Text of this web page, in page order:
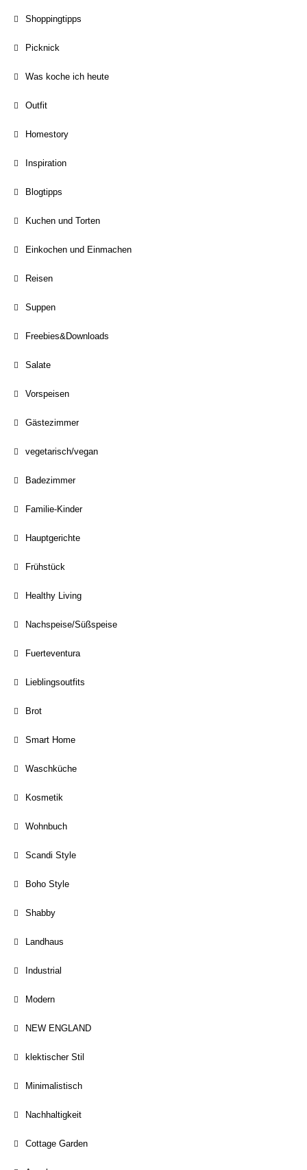
Shoppingtipps
Picknick
Was koche ich heute
Outfit
Homestory
Inspiration
Blogtipps
Kuchen und Torten
Einkochen und Einmachen
Reisen
Suppen
Freebies&Downloads
Salate
Vorspeisen
Gästezimmer
vegetarisch/vegan
Badezimmer
Familie-Kinder
Hauptgerichte
Frühstück
Healthy Living
Nachspeise/Süßspeise
Fuerteventura
Lieblingsoutfits
Brot
Smart Home
Waschküche
Kosmetik
Wohnbuch
Scandi Style
Boho Style
Shabby
Landhaus
Industrial
Modern
NEW ENGLAND
klektischer Stil
Minimalistisch
Nachhaltigkeit
Cottage Garden